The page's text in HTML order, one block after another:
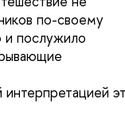
по-своему
и послужило